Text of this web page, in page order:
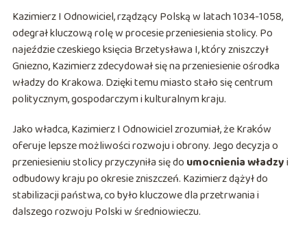
Kazimierz I Odnowiciel, rządzący Polską w latach 1034-1058,
odegrał kluczową rolę w procesie przeniesienia stolicy. Po
najeździe czeskiego księcia Brzetysława I, który zniszczył
Gniezno, Kazimierz zdecydował się na przeniesienie ośrodka
władzy do Krakowa. Dzięki temu miasto stało się centrum
politycznym, gospodarczym i kulturalnym kraju.
Jako władca, Kazimierz I Odnowiciel zrozumiał, że Kraków
oferuje lepsze możliwości rozwoju i obrony. Jego decyzja o
przeniesieniu stolicy przyczyniła się do umocnienia władzyi
odbudowy kraju po okresie zniszczeń. Kazimierz dążył do
stabilizacji państwa, co było kluczowe dla przetrwania i
dalszego rozwoju Polski w średniowieczu.